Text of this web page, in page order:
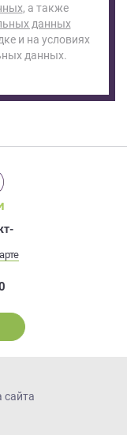
, а также
данных
и на условиях
данных.
сайта